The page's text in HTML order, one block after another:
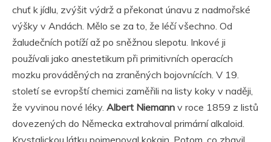
chuť k jídlu, zvýšit výdrž a překonat únavu z nadmořské
výšky v Andách. Mělo se za to, že léčí všechno. Od
žaludečních potíží až po sněžnou slepotu. Inkové ji
používali jako anestetikum při primitivních operacích
mozku prováděných na zraněných bojovnících. V 19.
století se evropští chemici zaměřili na listy koky v naději,
že vyvinou nové léky. Albert Niemann v roce 1859 z listů
dovezených do Německa extrahoval primární alkaloid.
Krystalickou látku pojmenoval kokain. Potom, co zbavil